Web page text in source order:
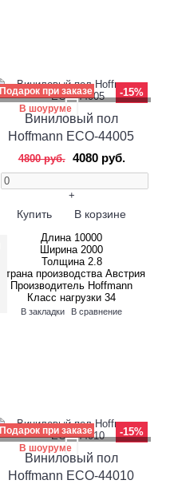
-15%
Подарок при заказе
В шоуруме
Виниловый пол
Hoffmann ECO-44005
4800 руб. 4080 руб.
+
Купить В корзине
Длина 10000
Ширина 2000
Толщина 2.8
Страна производства Австрия
Производитель Hoffmann
Класс нагрузки 34
В закладки В сравнение
-15%
Подарок при заказе
В шоуруме
Виниловый пол
Hoffmann ECO-44010